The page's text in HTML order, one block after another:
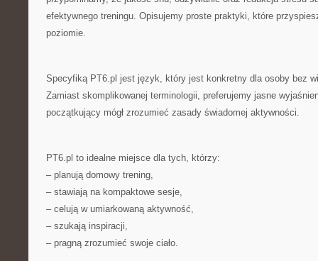
efektywnego treningu. Opisujemy proste praktyki, które
poziomie.
Specyfiką PT6.pl jest język, który jest konkretny dla osoby bez
Zamiast skomplikowanej terminologii, preferujemy jasne
początkujący mógł zrozumieć zasady świadomej aktywności.
PT6.pl to idealne miejsce dla tych, którzy:
– planują domowy trening,
– stawiają na kompaktowe sesje,
– celują w umiarkowaną aktywność,
– szukają inspiracji,
– pragną zrozumieć swoje ciało.